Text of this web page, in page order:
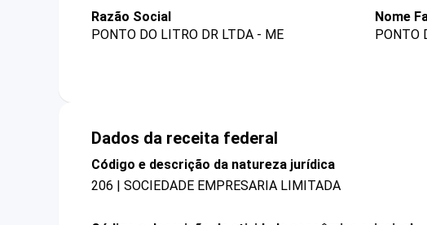
Razão Social
PONTO DO LITRO DR LTDA - ME
Nome
PONTO
Dados da receita federal
Código e descrição da natureza jurídica
206 | SOCIEDADE EMPRESARIA LIMITADA